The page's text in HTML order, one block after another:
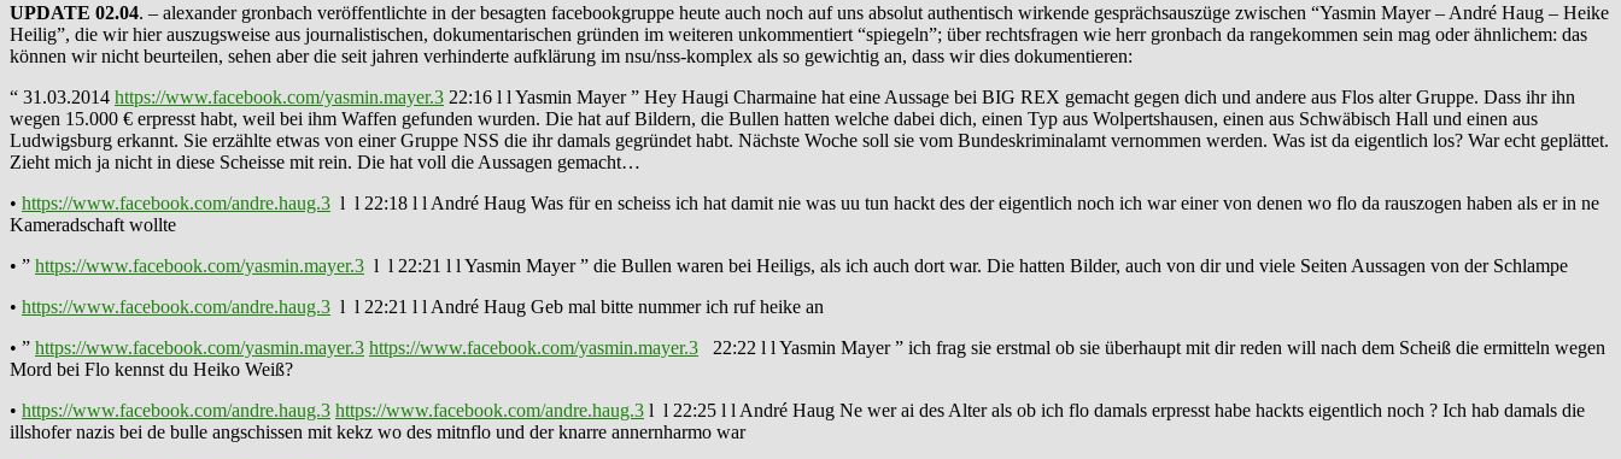
UPDATE 02.04. – alexander gronbach veröffentlichte in der besagten facebookgruppe heute auch noch auf uns absolut authentisch wirkende gesprächsauszüge zwischen “Yasmin Mayer – André Haug – Heike
Heilig”, die wir hier auszugsweise aus journalistischen, dokumentarischen gründen im weiteren unkommentiert “spiegeln”; über rechtsfragen wie herr gronbach da rangekommen sein mag oder ähnlichem: das
können wir nicht beurteilen, sehen aber die seit jahren verhinderte aufklärung im nsu/nss-komplex als so gewichtig an, dass wir dies dokumentieren:
“ 31.03.2014 https://www.facebook.com/yasmin.mayer.3 22:16 l l Yasmin Mayer ” Hey Haugi Charmaine hat eine Aussage bei BIG REX gemacht gegen dich und andere aus Flos alter Gruppe. Dass ihr ihn
wegen 15.000 € erpresst habt, weil bei ihm Waffen gefunden wurden. Die hat auf Bildern, die Bullen hatten welche dabei dich, einen Typ aus Wolpertshausen, einen aus Schwäbisch Hall und einen aus
Ludwigsburg erkannt. Sie erzählte etwas von einer Gruppe NSS die ihr damals gegründet habt. Nächste Woche soll sie vom Bundeskriminalamt vernommen werden. Was ist da eigentlich los? War echt geplättet.
Zieht mich ja nicht in diese Scheisse mit rein. Die hat voll die Aussagen gemacht…
• https://www.facebook.com/andre.haug.3 l l 22:18 l l André Haug Was für en scheiss ich hat damit nie was uu tun hackt des der eigentlich noch ich war einer von denen wo flo da rauszogen haben als er in ne
Kameradschaft wollte
• ” https://www.facebook.com/yasmin.mayer.3 l l 22:21 l l Yasmin Mayer ” die Bullen waren bei Heiligs, als ich auch dort war. Die hatten Bilder, auch von dir und viele Seiten Aussagen von der Schlampe
• https://www.facebook.com/andre.haug.3 l l 22:21 l l André Haug Geb mal bitte nummer ich ruf heike an
• ” https://www.facebook.com/yasmin.mayer.3 https://www.facebook.com/yasmin.mayer.3 22:22 l l Yasmin Mayer ” ich frag sie erstmal ob sie überhaupt mit dir reden will nach dem Scheiß die ermitteln wegen
Mord bei Flo kennst du Heiko Weiß?
• https://www.facebook.com/andre.haug.3 https://www.facebook.com/andre.haug.3 l l 22:25 l l André Haug Ne wer ai des Alter als ob ich flo damals erpresst habe hackts eigentlich noch ? Ich hab damals die
illshofer nazis bei de bulle angschissen mit kekz wo des mitnflo und der knarre annernharmo war